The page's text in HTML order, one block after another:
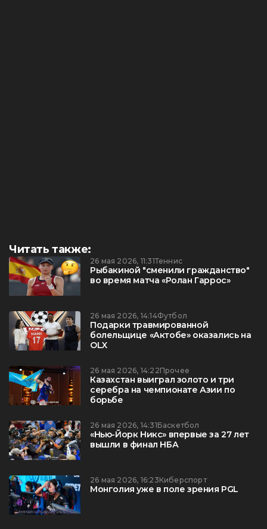
Читать также:
26 мая 2026, 11:31Теннис
Рыбакиной "сменили гражданство"
во время матча «Ролан Гаррос»
26 мая 2026, 14:14Футбол
Подарки травмированной
болельщице «Актобе» оказались на
OLX
26 мая 2026, 14:22Прочее
Казахстан выиграл золото и три
серебра на чемпионате Азии по
борьбе
26 мая 2026, 14:31Баскетбол
«Нью-Йорк Никс» впервые за 27 лет
вышли в финал НБА
26 мая 2026, 16:23Киберспорт
Монголия уже в поле зрения PGL